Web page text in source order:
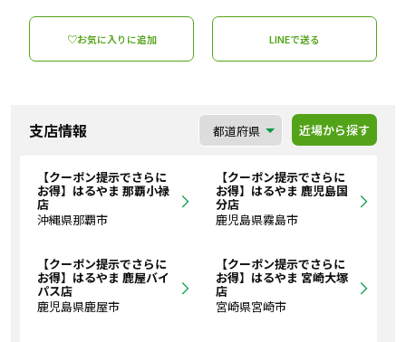
♡お気に入りに追加 LINEで送る
支店情報 近場から探す
【クーポン提示でさらに
お得】はるやま 那覇小禄
店
沖縄県那覇市
【クーポン提示でさらに
お得】はるやま 鹿児島国
分店
鹿児島県霧島市
【クーポン提示でさらに
お得】はるやま 鹿屋バイ
パス店
鹿児島県鹿屋市
【クーポン提示でさらに
お得】はるやま 宮崎大塚
店
宮崎県宮崎市